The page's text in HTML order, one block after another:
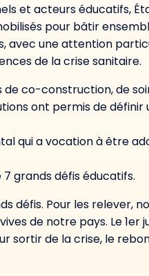
et acteurs éducatifs,
pour bâtir
avec une attention
de la crise sanitaire.
co-construction, de
ont permis de
qui a vocation à être
grands défis éducatifs.
défis. Pour les relever,
de notre pays. Le 1er
sortir de la crise, le